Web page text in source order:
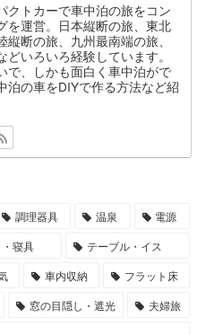
クトカーで車中泊の旅をコン
を運営。日本縦断の旅、東北
縦断の旅、九州最南端の旅、
どいろいろ経験しています。
で、しかも面白く車中泊がで
泊の車をDIYで作る方法など紹
調理器具 温泉
電源
寝具
テーブル・イス
車内収納
フラット床
窓の目隠し・遮光
夫婦旅